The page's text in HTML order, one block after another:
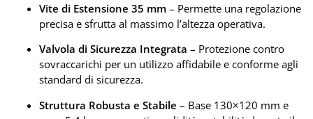
Vite di Estensione 35 mm – Permette una regolazione
precisa e sfrutta al massimo l’altezza operativa.
Valvola di Sicurezza Integrata – Protezione contro
sovraccarichi per un utilizzo affidabile e conforme agli
standard di sicurezza.
Struttura Robusta e Stabile – Base 130×120 mm e